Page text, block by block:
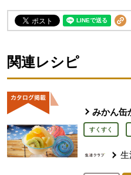
関連レシピ
みかん缶
すくすく
生